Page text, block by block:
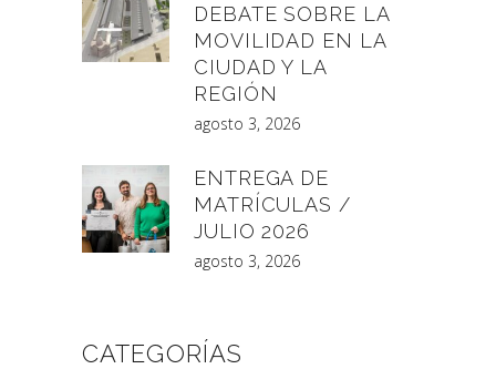
DEBATE SOBRE LA
MOVILIDAD EN LA
CIUDAD Y LA
REGIÓN
agosto 3, 2026
ENTREGA DE
MATRÍCULAS /
JULIO 2026
agosto 3, 2026
CATEGORÍAS